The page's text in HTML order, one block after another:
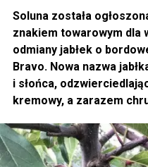
Soluna została
znakiem towarowym dla
odmiany jabłek o
Bravo. Nowa nazwa
i słońca,
kremowy, a zarazem